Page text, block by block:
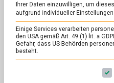
Ihrer Daten einzuwilligen, um
aufgrund individueller
Einige Services verarbeiten
den USA gemäß Art. 49 (1) lit. a
Gefahr, dass US-Behörden
besteht.
Es folgt eine Liste der